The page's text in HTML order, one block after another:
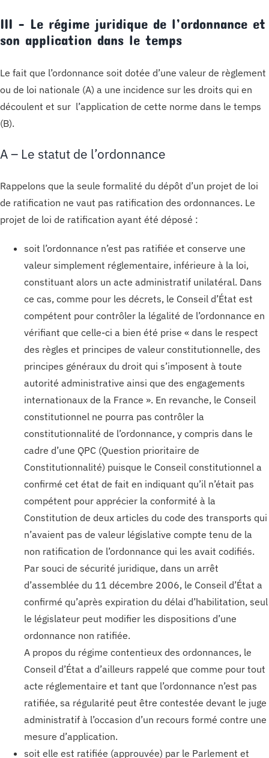
III – Le régime juridique de l’ordonnance et
son application dans le temps
Le fait que l’ordonnance soit dotée d’une valeur de règlement
ou de loi nationale (A) a une incidence sur les droits qui en
découlent et sur l’application de cette norme dans le temps
(B).
A – Le statut de l’ordonnance
Rappelons que la seule formalité du dépôt d’un projet de loi
de ratification ne vaut pas ratification des ordonnances. Le
projet de loi de ratification ayant été déposé :
soit l’ordonnance n’est pas ratifiée et conserve une
valeur simplement réglementaire, inférieure à la loi,
constituant alors un acte administratif unilatéral. Dans
ce cas, comme pour les décrets, le Conseil d’État est
compétent pour contrôler la légalité de l’ordonnance en
vérifiant que celle-ci a bien été prise « dans le respect
des règles et principes de valeur constitutionnelle, des
principes généraux du droit qui s’imposent à toute
autorité administrative ainsi que des engagements
internationaux de la France ». En revanche, le Conseil
constitutionnel ne pourra pas contrôler la
constitutionnalité de l’ordonnance, y compris dans le
cadre d’une QPC (Question prioritaire de
Constitutionnalité) puisque le Conseil constitutionnel a
confirmé cet état de fait en indiquant qu’il n’était pas
compétent pour apprécier la conformité à la
Constitution de deux articles du code des transports qui
n’avaient pas de valeur législative compte tenu de la
non ratification de l’ordonnance qui les avait codifiés.
Par souci de sécurité juridique, dans un arrêt
d’assemblée du 11 décembre 2006, le Conseil d’État a
confirmé qu’après expiration du délai d’habilitation, seul
le législateur peut modifier les dispositions d’une
ordonnance non ratifiée.
A propos du régime contentieux des ordonnances, le
Conseil d’État a d’ailleurs rappelé que comme pour tout
acte réglementaire et tant que l’ordonnance n’est pas
ratifiée, sa régularité peut être contestée devant le juge
administratif à l’occasion d’un recours formé contre une
mesure d’application.
soit elle est ratifiée (approuvée) par le Parlement et